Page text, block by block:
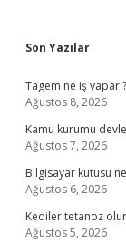
Son Yazılar
Tagem ne iş yapar ?
Ağustos 8, 2026
Kamu kurumu
Ağustos 7, 2026
Bilgisayar kutusu
Ağustos 6, 2026
Kediler tetanoz
Ağustos 5, 2026